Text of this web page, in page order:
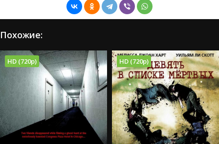
Похожие:
HD (720p) HD (720p)